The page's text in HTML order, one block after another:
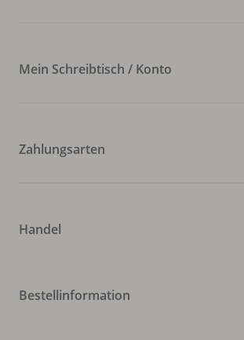
Mein Schreibtisch / Konto
Zahlungsarten
Handel
Bestellinformation